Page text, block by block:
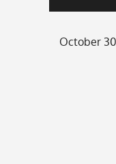
Posted
October